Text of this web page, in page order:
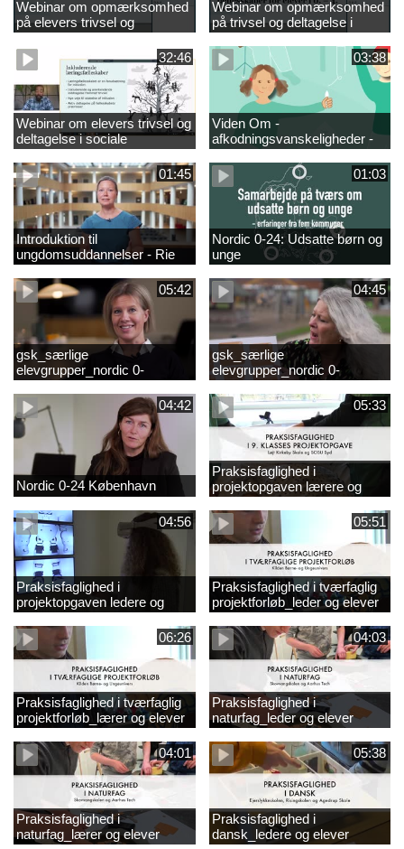
Webinar om opmærksomhed
på elevers trivsel og
fællesskaber i
fjernundervisning 5. – 9. og
10. klasse
Webinar om opmærksomhed
på trivsel og deltagelse i
sociale fællesskaber for
elever i 0.-4. klasse
32:46
Webinar om elevers trivsel og
deltagelse i sociale
fællesskaber – inspiration og
viden til skoleledere og
ressourcepersoner
03:38
Viden Om -
afkodningsvanskeligheder -
præsentationsfilm
01:45
Introduktion til
ungdomsuddannelser - Rie
Thomsen
01:03
Nordic 0-24: Udsatte børn og
unge
05:42
gsk_særlige
elevgrupper_nordic 0-
24_frederikshavn
04:45
gsk_særlige
elevgrupper_nordic 0-
24_tønder
04:42
Nordic 0-24 København
05:33
Praksisfaglighed i
projektopgaven lærere og
elever
04:56
Praksisfaglighed i
projektopgaven ledere og
elever
05:51
Praksisfaglighed i tværfaglig
projektforløb_leder og elever
06:26
Praksisfaglighed i tværfaglig
projektforløb_lærer og elever
04:03
Praksisfaglighed i
naturfag_leder og elever
04:01
Praksisfaglighed i
naturfag_lærer og elever
05:38
Praksisfaglighed i
dansk_ledere og elever